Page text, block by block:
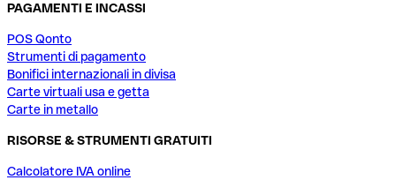
PAGAMENTI E INCASSI
POS Qonto
Strumenti di pagamento
Bonifici internazionali in divisa
Carte virtuali usa e getta
Carte in metallo
RISORSE & STRUMENTI GRATUITI
Calcolatore IVA online